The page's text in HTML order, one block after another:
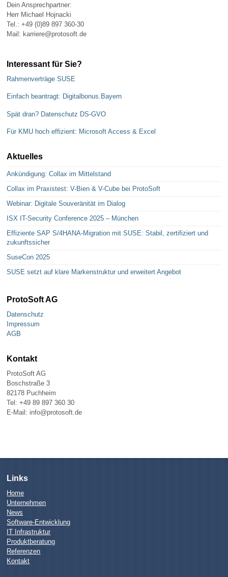
Dein Ansprechpartner:
Herr Michael Hojnacki
Tel.: +49 (0)89 897 360-30
Mail: karriere@protosoft.de
Interessant für Sie?
Rahmenverträge SUSE
Einfach beantragt: Digitalbonus.Bayern
Spät dran? Datenschutz DS-GVO
Für KMU hoch effizient: Microsoft Access & Excel
Aktuelles
Ankündigung: Collax im Mittelstand
Collax im Praxistest: V-Bien & V-Cube bei ProtoSoft
Webinar: Digitale Souveränität im Dialog
ISX IT-Security Conference 2025 – München
Effiziente SAP S/4HANA-Migration mit SUSE: Stabil, zertifiziert und
zukunftssicher
SuseCon 2025
SUSE setzt auf klare Markenstruktur und erweitert Angebot
ProtoSoft AG
Datenschutz
Impressum
AGB
Kontakt
ProtoSoft AG
Boschstraße 3
82178 Puchheim
Tel: +49 89 897 360 30
E-Mail: info@protosoft.de
Links
Home
Unternehmen
News
Software-Entwicklung
IT Infrastruktur
Produktberatung
Referenzen
Kontakt